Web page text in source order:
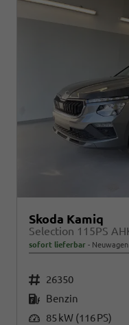
Skoda Kamiq
sofort lieferbar Neuwagen
Fahrzeugnr. 26350
Kraftstoff Benzin
Leistung 85 kW (116 PS)